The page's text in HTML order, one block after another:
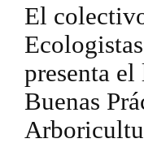
El
presenta
Buenas